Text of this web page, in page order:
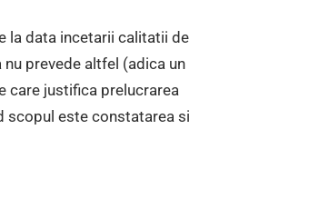
la data incetarii calitatii de
prevede altfel (adica un
care justifica prelucrarea
scopul este constatarea si